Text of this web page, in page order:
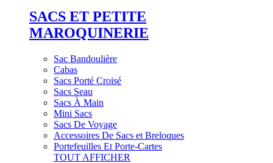
SACS ET PETITE
MAROQUINERIE
Sac Bandoulière
Cabas
Sacs Porté Croisé
Sacs Seau
Sacs À Main
Mini Sacs
Sacs De Voyage
Accessoires De Sacs et Breloques
Portefeuilles Et Porte-Cartes
TOUT AFFICHER